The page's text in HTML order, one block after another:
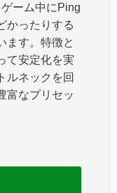
ーム中にPing
かったりする
ます。特徴と
て安定化を実
ルネックを回
富なプリセッ